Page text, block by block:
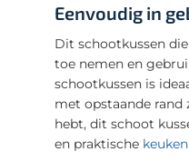
Eenvoudig in
Dit schootkussen
toe nemen en
schootkussen is
met opstaande
hebt, dit schoot
en praktische